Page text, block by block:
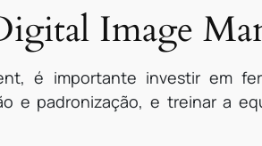
Image
é importante investir em
e padronização, e treinar a